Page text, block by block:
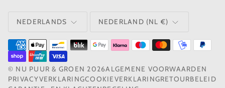
NEDERLANDS NEDERLAND (NL €)
© NU PUUR & GROEN 2026ALGEMENE VOORWAARDEN
PRIVACYVERKLARINGCOOKIEVERKLARINGRETOURBELEID